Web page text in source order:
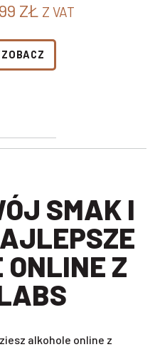
ZŁ Z VAT
ONLINE Z
alkohole online z